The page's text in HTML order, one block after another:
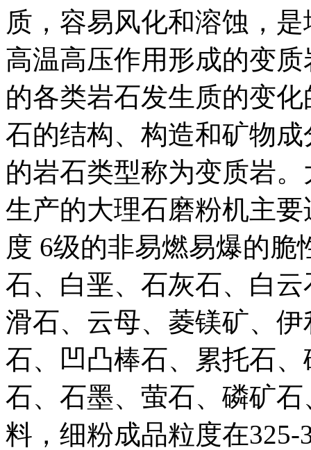
质，容易风化和溶蚀，
高温高压作用形成的变
的各类岩石发生质的变
石的结构、构造和矿物
的岩石类型称为变质岩
生产的大理石磨粉机主
度 6级的非易燃易爆的
石、白垩、石灰石、白
滑石、云母、菱镁矿、
石、凹凸棒石、累托石
石、石墨、萤石、磷矿
料，细粉成品粒度在